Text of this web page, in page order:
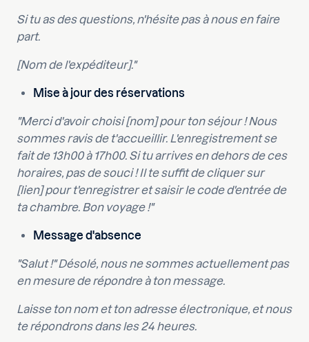
Si tu as des questions, n'hésite pas à nous en faire
part.
[Nom de l'expéditeur]."
Mise à jour des réservations
"Merci d'avoir choisi [nom] pour ton séjour ! Nous
sommes ravis de t'accueillir. L'enregistrement se
fait de 13h00 à 17h00. Si tu arrives en dehors de ces
horaires, pas de souci ! Il te suffit de cliquer sur
[lien] pour t'enregistrer et saisir le code d'entrée de
ta chambre. Bon voyage !"
Message d'absence
"Salut !" Désolé, nous ne sommes actuellement pas
en mesure de répondre à ton message.
Laisse ton nom et ton adresse électronique, et nous
te répondrons dans les 24 heures.